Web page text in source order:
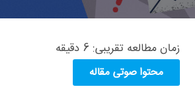
زمان مطالعه تقریبی: 6 دقیقه
محتوا صوتی مقاله